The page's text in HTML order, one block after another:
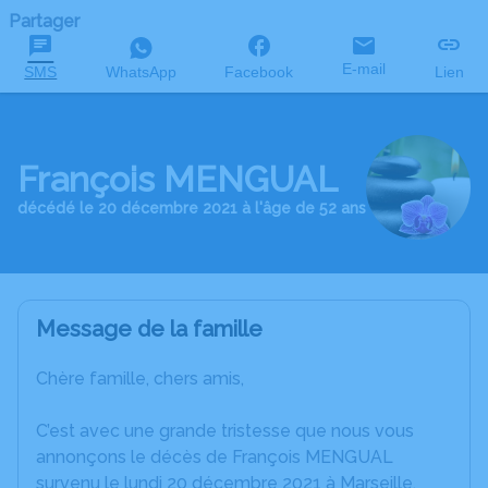
Partager
SMS WhatsApp Facebook E-mail Lien
François MENGUAL
décédé le 20 décembre 2021 à l'âge de 52 ans
Message de la famille
Chère famille, chers amis,
C’est avec une grande tristesse que nous vous
annonçons le décès de François MENGUAL
survenu le lundi 20 décembre 2021 à Marseille.